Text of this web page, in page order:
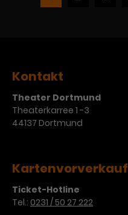
Kontakt
Theater Dortmund
Theaterkarree 1 -3
44137 Dortmund
Kartenvorverkauf
Ticket-Hotline
Tel.: 0231 / 50 27 222